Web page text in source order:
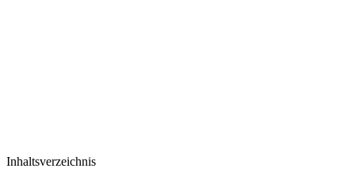
Inhaltsverzeichnis